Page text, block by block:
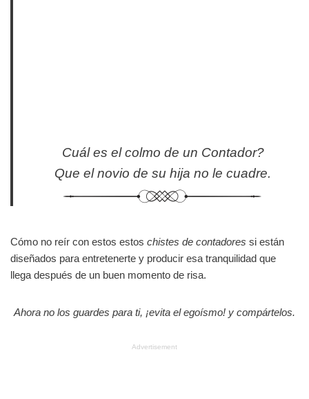
Cuál es el colmo de un Contador?
Que el novio de su hija no le cuadre.
Cómo no reír con estos estos chistes de contadores si están
diseñados para entretenerte y producir esa tranquilidad que
llega después de un buen momento de risa.
Ahora no los guardes para ti, ¡evita el egoísmo! y compártelos.
Advertisement